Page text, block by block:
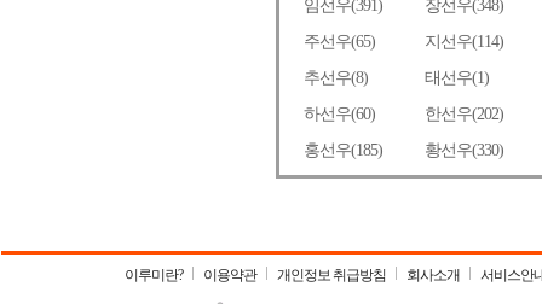
이루미란? 이용약관 개인정보 취급방침 회사소개 서비스안